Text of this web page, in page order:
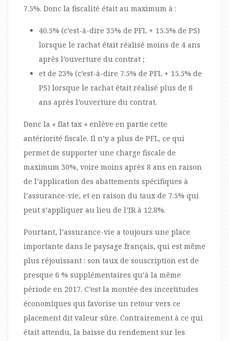
7.5%. Donc la fiscalité était au maximum à :
40.5% (c’est-à-dire 35% de PFL + 15.5% de PS)
lorsque le rachat était réalisé moins de 4 ans
après l’ouverture du contrat ;
et de 23% (c’est-à-dire 7.5% de PFL + 15.5% de
PS) lorsque le rachat était réalisé plus de 8
ans après l’ouverture du contrat.
Donc la « flat tax » enlève en partie cette
antériorité fiscale. Il n’y a plus de PFL, ce qui
permet de supporter une charge fiscale de
maximum 30%, voire moins après 8 ans en raison
de l’application des abattements spécifiques à
l’assurance-vie, et en raison du taux de 7.5% qui
peut s’appliquer au lieu de l’IR à 12.8%.
Pourtant, l’assurance-vie a toujours une place
importante dans le paysage français, qui est même
plus réjouissant : son taux de souscription est de
presque 6 % supplémentaires qu’à la même
période en 2017. C’est la montée des incertitudes
économiques qui favorise un retour vers ce
placement dit valeur sûre. Contrairement à ce qui
était attendu, la baisse du rendement sur les